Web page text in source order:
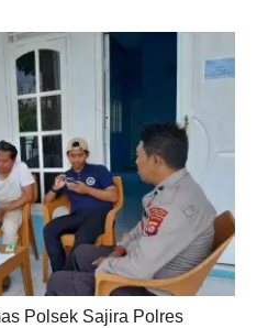
Polsek Sajira Polres